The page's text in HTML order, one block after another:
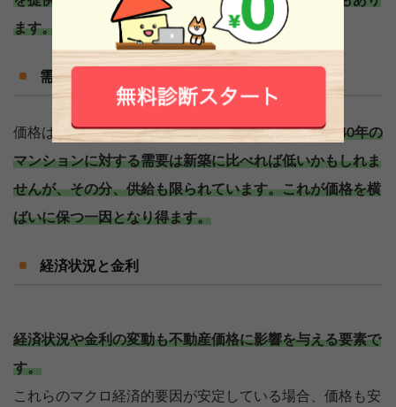
ます。
需要と供給
価格は常に市場の需要と供給に影響を受けます。築40年の
マンションに対する需要は新築に比べれば低いかもしれま
せんが、その分、供給も限られています。これが価格を横
ばいに保つ一因となり得ます。
経済状況と金利
経済状況や金利の変動も不動産価格に影響を与える要素で
す。
これらのマクロ経済的要因が安定している場合、価格も安